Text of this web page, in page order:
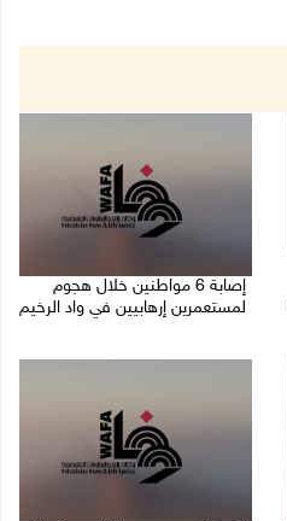
إصابة 6 مواطنين خلال هجوم
لمستعمرين إرهابيين في واد الرخيم